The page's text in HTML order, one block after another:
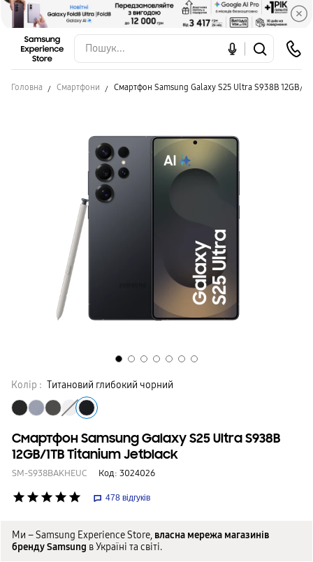
Головна Смартфони Смартфон Samsung Galaxy S25 Ultra S938B 12GB/
Колір : Титановий глибокий чорний
Смартфон Samsung Galaxy S25 Ultra S938B
12GB/1TB Titanium Jetblack
SM-S938BAKHEUC Код: 3024026
star star star star star 478 відгуків
Ми – Samsung Experience Store, власна мережа магазинів
бренду Samsung в Україні та світі.